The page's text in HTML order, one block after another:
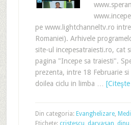
pe www.lightchanneltv.ro
Romaniei). Arhivele
site-ul incepesatraiesti.ro, cat
pagina "Incepe sa traiesti".
prezenta, intre 18 Februarie
doilea ciclu in limba …
Din categoria: Evanghelizare,
Etichete: cristescu, darvasan, dinu